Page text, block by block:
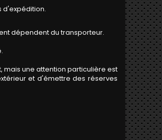
d'expédition.
dépendent du transporteur.
mais une attention particulière est
et d'émettre des réserves